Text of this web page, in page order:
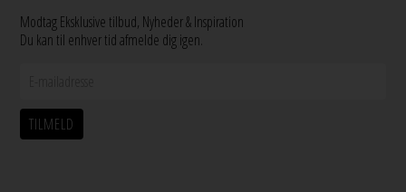
Modtag Eksklusive tilbud, Nyheder & Inspiration
Du kan til enhver tid afmelde dig igen.